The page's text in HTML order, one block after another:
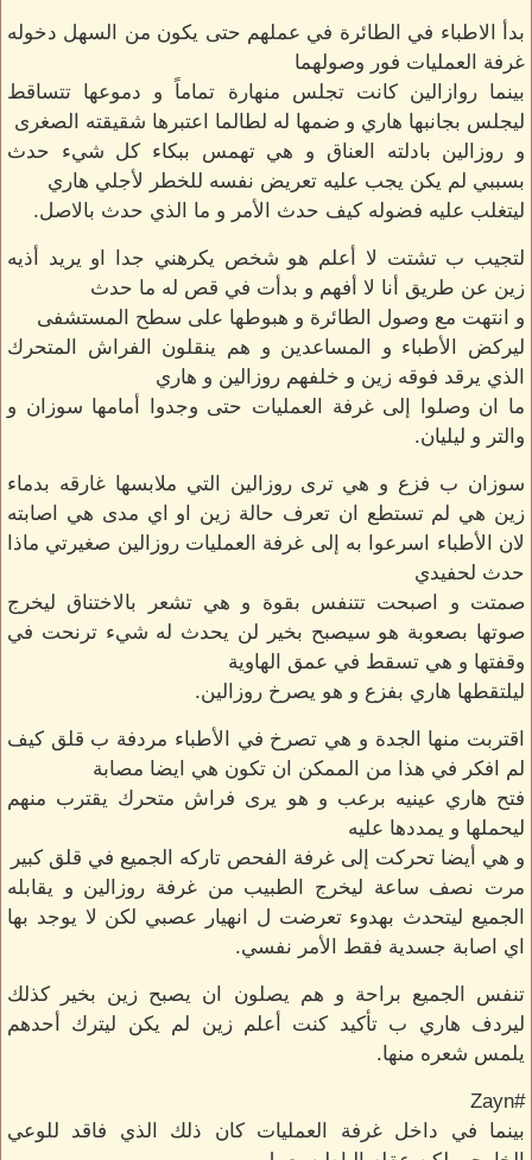
بدأ الاطباء في الطائرة في عملهم حتى يكون من السهل دخوله
غرفة العمليات فور وصولهما
بينما روازالين كانت تجلس منهارة تماماً و دموعها تتساقط
ليجلس بجانبها هاري و ضمها له لطالما اعتبرها شقيقته الصغرى
و روزالين بادلته العناق و هي تهمس ببكاء كل شيء حدث
بسببي لم يكن يجب عليه تعريض نفسه للخطر لأجلي هاري
ليتغلب عليه فضوله كيف حدث الأمر و ما الذي حدث بالاصل.
لتجيب ب تشتت لا أعلم هو شخص يكرهني جدا او يريد أذيه
زين عن طريق أنا لا أفهم و بدأت في قص له ما حدث
و انتهت مع وصول الطائرة و هبوطها على سطح المستشفى
ليركض الأطباء و المساعدين و هم ينقلون الفراش المتحرك
الذي يرقد فوقه زين و خلفهم روزالين و هاري
ما ان وصلوا إلى غرفة العمليات حتى وجدوا أمامها سوزان و
والتر و ليليان.
سوزان ب فزع و هي ترى روزالين التي ملابسها غارقه بدماء
زين هي لم تستطع ان تعرف حالة زين او اي مدى هي اصابته
لان الأطباء اسرعوا به إلى غرفة العمليات روزالين صغيرتي ماذا
حدث لحفيدي
صمتت و اصبحت تتنفس بقوة و هي تشعر بالاختناق ليخرج
صوتها بصعوبة هو سيصبح بخير لن يحدث له شيء ترنحت في
وقفتها و هي تسقط في عمق الهاوية
ليلتقطها هاري بفزع و هو يصرخ روزالين.
اقتربت منها الجدة و هي تصرخ في الأطباء مردفة ب قلق كيف
لم افكر في هذا من الممكن ان تكون هي ايضا مصابة
فتح هاري عينيه برعب و هو يرى فراش متحرك يقترب منهم
ليحملها و يمددها عليه
و هي أيضا تحركت إلى غرفة الفحص تاركه الجميع في قلق كبير
مرت نصف ساعة ليخرج الطبيب من غرفة روزالين و يقابله
الجميع ليتحدث بهدوء تعرضت ل انهيار عصبي لكن لا يوجد بها
اي اصابة جسدية فقط الأمر نفسي.
تنفس الجميع براحة و هم يصلون ان يصبح زين بخير كذلك
ليردف هاري ب تأكيد كنت أعلم زين لم يكن ليترك أحدهم
يلمس شعره منها.
#Zayn
بينما في داخل غرفة العمليات كان ذلك الذي فاقد للوعي